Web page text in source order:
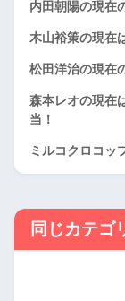
内田朝陽の現在
木山裕策の現在
松田洋治の現在
森本レオの現在
当！
ミルコクロコッ
同じカテゴ